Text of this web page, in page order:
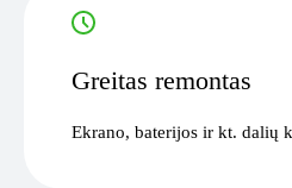
Greitas remontas
Ekrano, baterijos ir kt. dalių